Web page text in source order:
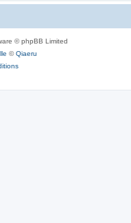
© phpBB Limited
©Qiaeru